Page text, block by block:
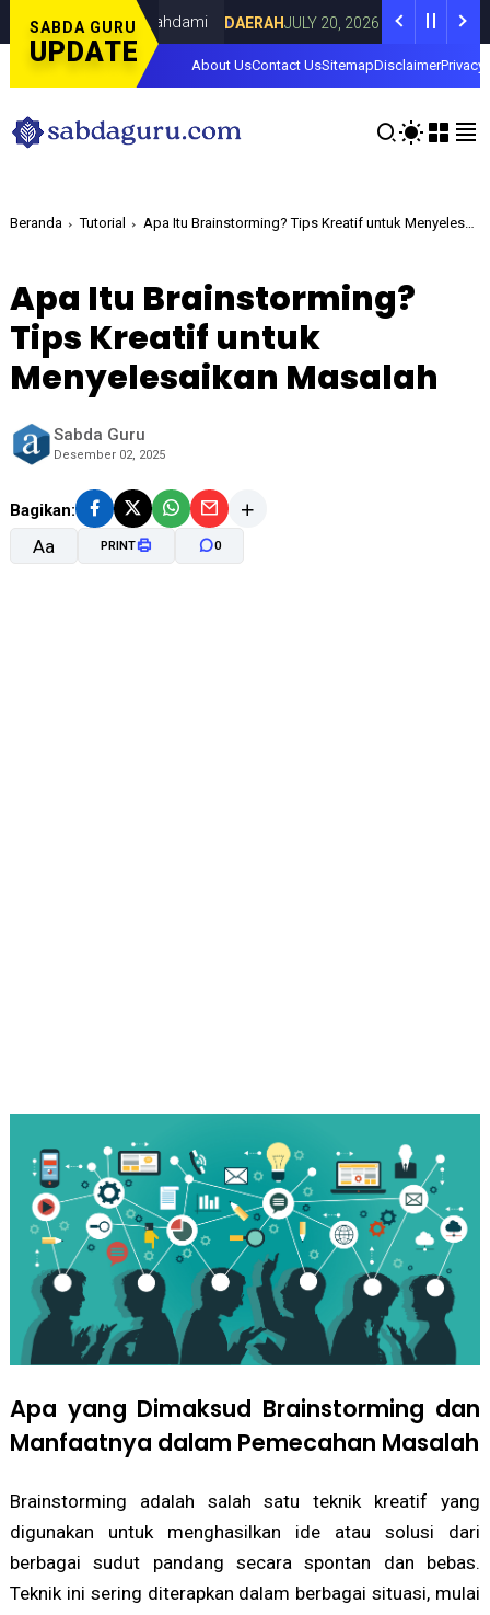
SABDA GURU
UPDATE
di Curahdami DAERAHJULY 20, 2026 Fokus pada
About UsContact UsSitemapDisclaimerPrivacy
Beranda Tutorial Apa Itu Brainstorming? Tips Kreatif untuk Menyelesaikan Masalah
Apa Itu Brainstorming?
Tips Kreatif untuk
Menyelesaikan Masalah
Sabda Guru
Desember 02, 2025
Bagikan:
Aa PRINT 0
Apa yang Dimaksud Brainstorming dan
Manfaatnya dalam Pemecahan Masalah
Brainstorming adalah salah satu teknik kreatif yang
digunakan untuk menghasilkan ide atau solusi dari
berbagai sudut pandang secara spontan dan bebas.
Teknik ini sering diterapkan dalam berbagai situasi, mulai